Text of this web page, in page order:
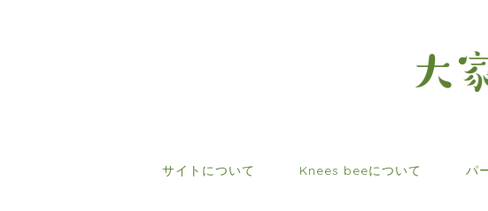
サイトについて Knees beeについて パ